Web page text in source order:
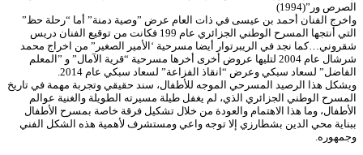
الصرص ور”(1994)
واخرج الفنان أحمد بن عيسى في ذات العام عرض ”وصية دمنة” أما “رحلة حظ”
التي أنتجها المسرح الوطني الجزائري عام 199 فكانت من توقيع الفنان دريس
شقروني…كما نجد في الريبرتوار أيضا مسرحية ‘الأمير الصغير” من اخراج محمد
شرشال عام 2004 لتليها عروض أخرى أخرها مسرحية “قرية الآمال” و ”المعلم
الفاضل” لسعاد سبكي وعرض “انقاذ الفزاعة” لسعاد سبكي عام 2014.
ويشكل هذا الرصيد المسرحي الموجه للأطفال، سند حقيقي وتجربة مهمة في تاريخ
المسرح الوطني الجزائري الذي، لم يغفل طيلة مسيرته الطويلة والغنية عوالم
الأطفال، وما هذا الاهتمام والعودة من خلال تشكيل فرقة خاصة بمسرح الأطفال
ببناية محي الدين بشطارزي إلا توجه واعي ومستشرف لأهمية هذه الشكل الفني
وجمهوره.